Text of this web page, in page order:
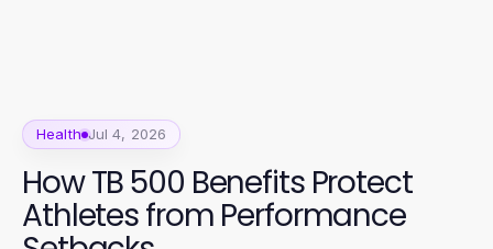
Health Jul 4, 2026
How TB 500 Benefits Protect
Athletes from Performance